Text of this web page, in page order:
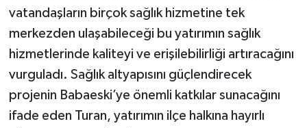
vatandaşların birçok sağlık hizmetine tek
merkezden ulaşabileceği bu yatırımın sağlık
hizmetlerinde kaliteyi ve erişilebilirliği artıracağını
vurguladı. Sağlık altyapısını güçlendirecek
projenin Babaeski’ye önemli katkılar sunacağını
ifade eden Turan, yatırımın ilçe halkına hayırlı